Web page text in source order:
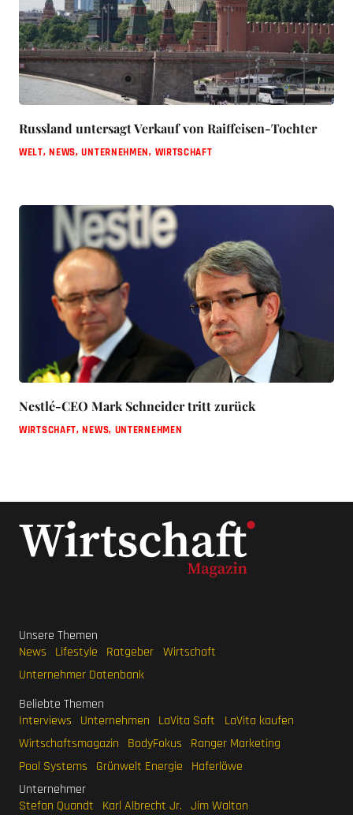
Russland untersagt Verkauf von Raiffeisen-Tochter
WELT,NEWS,UNTERNEHMEN, WIRTSCHAFT
Nestlé-CEO Mark Schneider tritt zurück
WIRTSCHAFT,NEWS, UNTERNEHMEN
Unsere Themen
News
Lifestyle Ratgeber Wirtschaft
Unternehmer Datenbank
Beliebte Themen
Interviews
Unternehmen LaVita Saft
LaVita kaufen
Wirtschaftsmagazin
BodyFokus
Ranger Marketing
Pool Systems
Grünwelt Energie
Haferlöwe
Unternehmer
Stefan Quandt
Karl Albrecht Jr. Jim Walton